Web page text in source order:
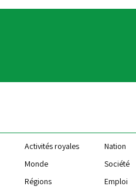
Activités royales
Nation
Monde
Société
Régions Emploi